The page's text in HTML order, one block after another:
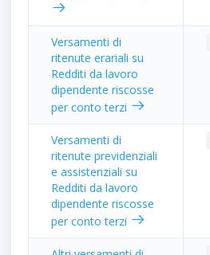
Versamenti di
ritenute erariali su
Redditi da lavoro
dipendente riscosse
per conto terzi
Versamenti di
ritenute previdenziali
e assistenziali su
Redditi da lavoro
dipendente riscosse
per conto terzi